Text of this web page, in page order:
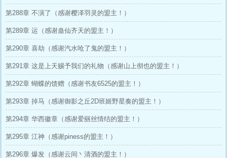
第288章 不演了（感谢樱泽羽灵的盟主！）
第289章 运（感谢蛊仙齐天的盟主！）
第290章 喜劫（感谢汽水呛了鬼的盟主！）
第291章 这是上天赐予我们的礼物（感谢山上彻也的盟主！）
第292章 蝴蝶的馈赠（感谢书友6525的盟主！）
第293章 掉马（感谢御影之丘2D班姬野星奏的盟主！）
第294章 华西徽章（感谢爱丽丝情结的盟主！）
第295章 江神（感谢piness的盟主！）
第296章 爆发（感谢云间丶清酒的盟主！）